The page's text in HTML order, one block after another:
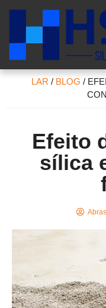
LAR / BLOG /
Efeito
sílica